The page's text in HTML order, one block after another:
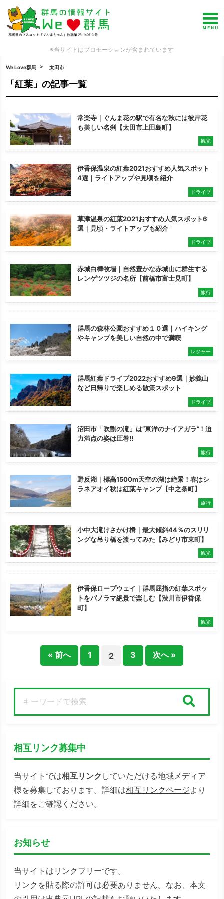
※当サイトはプロモーションが含まれています
We Love群馬 太田市
「紅葉」の記事一覧
常楽寺｜ぐんま花の駅で有名な秋には彼岸花
も美しい名刹【太田市上田島町】
観光
伊香保温泉の紅葉2021おすすめ人気スポット
4選｜ライトアップや見頃を紹介
ドライブ
草津温泉の紅葉2021おすすめ人気スポット6
選｜見頃・ライトアップも紹介
ドライブ
赤城白樺牧場｜自然豊かな赤城山に群生する
レンゲツツジの名所【前橋市富士見町】
旅行
群馬の森林公園おすすめ１０選｜ハイキング
やキャンプを美しい自然の中で満喫
レジャー
群馬紅葉ドライブ2022おすすめ9選｜妙義山
など日帰りで楽しめる散策スポット
ドライブ
沼田市「吹割の滝」は“東洋のナイアガラ”！迫
力満点の姿は圧巻!!
旅行
野反湖｜標高1500m天空の湖は絶景！春はシ
ラネアオイ秋は紅葉キャンプ【中之条町】
旅行
小中大滝けさかけ橋｜最大傾斜44％のスリリ
ングな吊り橋を渡ってみた【みどり市東町】
観光
伊香保ロープウェイ｜群馬屈指の紅葉スポッ
トをパノラマ絶景で楽しむ【渋川市伊香保
町】
観光
« 前へ 1 2 3 次へ »
相互リンク募集中
当サイトでは相互リンク していただける地域メディア
様を募集しております。詳細は相互リンクページより
詳細をご確認ください。
お知らせ
当サイトはリンクフリーです。
リンクを貼る際の許可は必要ありません。なお、本文